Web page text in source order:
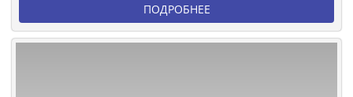
ПОДРОБНЕЕ